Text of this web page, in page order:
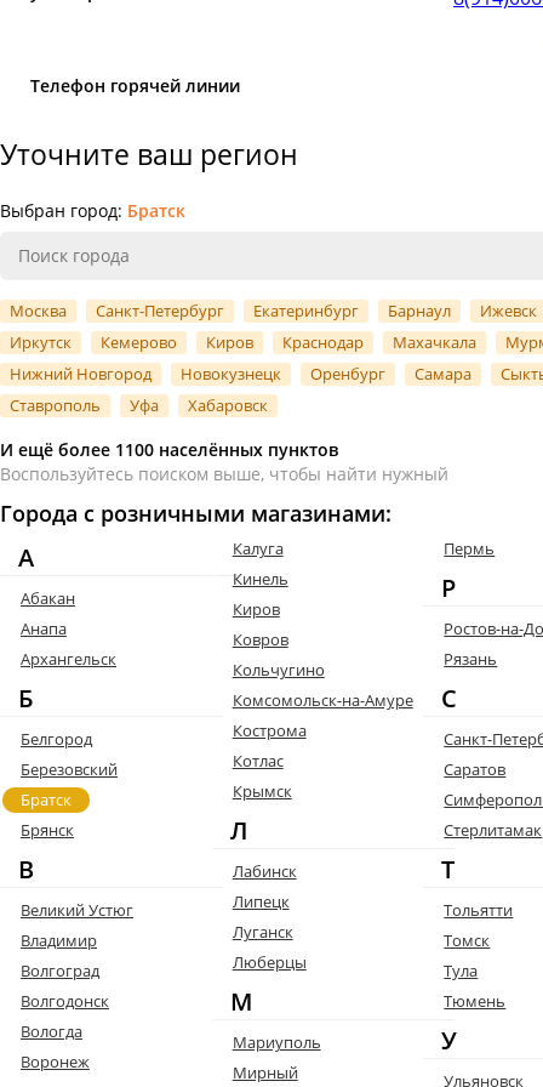
Телефон горячей линии
Уточните ваш регион
Выбран город: Братск
Москва Санкт-Петербург Екатеринбург Барнаул
Ижевск
Иркутск
Кемерово Киров Краснодар Махачкала
Нижний Новгород
Новокузнецк Оренбург Самара
Ставрополь
Уфа Хабаровск
И ещё более 1100 населённых пунктов
Воспользуйтесь поиском выше, чтобы найти нужный
Города с розничными магазинами:
А
Абакан
Анапа
Архангельск
Б
Белгород
Березовский
Братск
Брянск
В
Великий Устюг
Владимир
Волгоград
Волгодонск
Вологда
Воронеж
Калуга
Кинель
Киров
Ковров
Кольчугино
Комсомольск-на-Амуре
Кострома
Котлас
Крымск
Л
Лабинск
Липецк
Луганск
Люберцы
М
Мариуполь
Мирный
Пермь
Р
Ростов-на-
Рязань
С
Санкт-
Саратов
Стерлитамак
Т
Тольятти
Томск
Тула
Тюмень
У
Ульяновск